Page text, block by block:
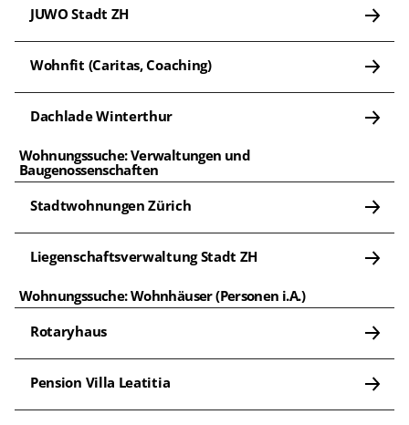
JUWO Stadt ZH
Wohnfit (Caritas, Coaching)
Dachlade Winterthur
Wohnungssuche: Verwaltungen und
Baugenossenschaften
Stadtwohnungen Zürich
Liegenschaftsverwaltung Stadt ZH
Wohnungssuche: Wohnhäuser (Personen i.A.)
Rotaryhaus
Pension Villa Leatitia